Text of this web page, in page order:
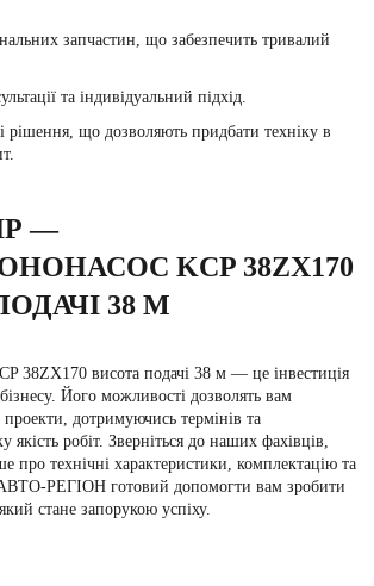
запчастин, що забезпечить тривалий
та індивідуальний підхід.
рішення, що дозволяють придбати техніку в
—
KCP 38ZX170
38 М
38ZX170 висота подачі 38 м — це інвестиція
Його можливості дозволять вам
проекти, дотримуючись термінів та
якість робіт. Зверніться до наших фахівців,
про технічні характеристики, комплектацію та
РЕГІОН готовий допомогти вам зробити
стане запорукою успіху.